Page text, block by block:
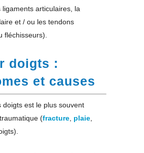
ligaments articulaires, la
et / ou les tendons
fléchisseurs).
doigts :
et causes
doigts est le plus souvent
(fracture plaie